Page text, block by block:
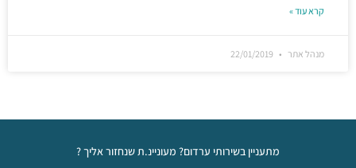
קרא עוד »
מנהל אתר 22/01/2019
מתעניין בשירותי ערדום? מעוניינ.ת שנחזור אליך ?